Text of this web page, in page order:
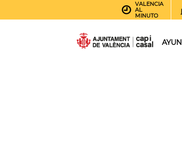
VALENCIA
AL
MINUTO